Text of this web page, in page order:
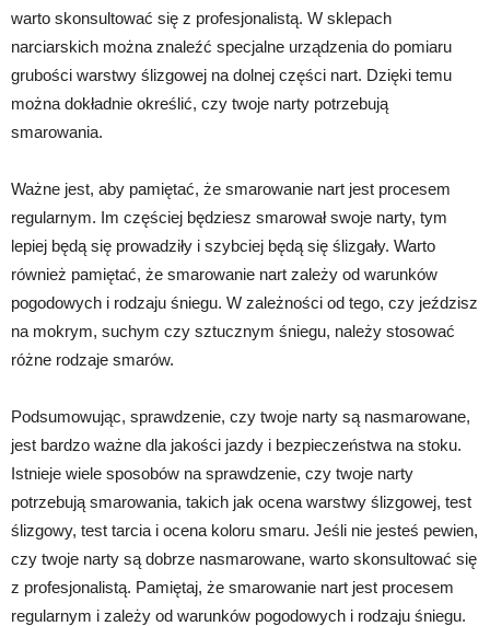
warto skonsultować się z profesjonalistą. W sklepach
narciarskich można znaleźć specjalne urządzenia do pomiaru
grubości warstwy ślizgowej na dolnej części nart. Dzięki temu
można dokładnie określić, czy twoje narty potrzebują
smarowania.
Ważne jest, aby pamiętać, że smarowanie nart jest procesem
regularnym. Im częściej będziesz smarował swoje narty, tym
lepiej będą się prowadziły i szybciej będą się ślizgały. Warto
również pamiętać, że smarowanie nart zależy od warunków
pogodowych i rodzaju śniegu. W zależności od tego, czy jeździsz
na mokrym, suchym czy sztucznym śniegu, należy stosować
różne rodzaje smarów.
Podsumowując, sprawdzenie, czy twoje narty są nasmarowane,
jest bardzo ważne dla jakości jazdy i bezpieczeństwa na stoku.
Istnieje wiele sposobów na sprawdzenie, czy twoje narty
potrzebują smarowania, takich jak ocena warstwy ślizgowej, test
ślizgowy, test tarcia i ocena koloru smaru. Jeśli nie jesteś pewien,
czy twoje narty są dobrze nasmarowane, warto skonsultować się
z profesjonalistą. Pamiętaj, że smarowanie nart jest procesem
regularnym i zależy od warunków pogodowych i rodzaju śniegu.